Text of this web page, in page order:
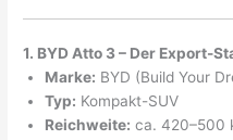
1. BYD Atto 3 – Der Export-
Marke: BYD (Build Your
Typ: Kompakt-SUV
Reichweite: ca. 420–500